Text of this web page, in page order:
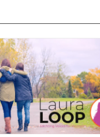
всіх. Ти можеш
можливо. Вибери
.